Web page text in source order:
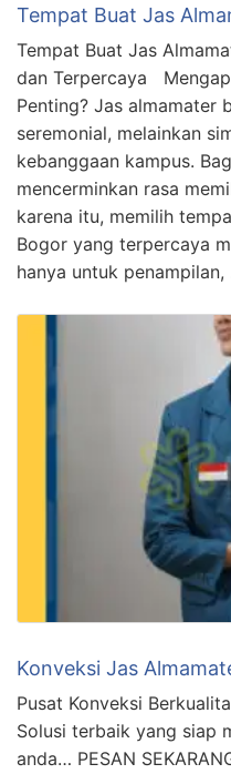
Tempat Buat Jas
Tempat Buat Jas
dan Terpercaya
Penting? Jas almamater
seremonial, melainkan
kebanggaan kampus.
mencerminkan rasa
karena itu, memilih
Bogor yang terpercaya
hanya untuk
Konveksi Jas
Pusat Konveksi
Solusi terbaik yang siap
anda… PESAN